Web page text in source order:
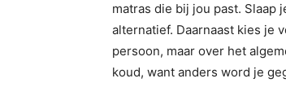
matras die bij jou past. Slaap
alternatief. Daarnaast kies je
persoon, maar over het
koud, want anders word je